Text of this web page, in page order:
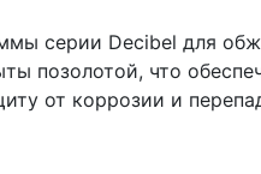
серии Decibel для
позолотой, что
от коррозии и